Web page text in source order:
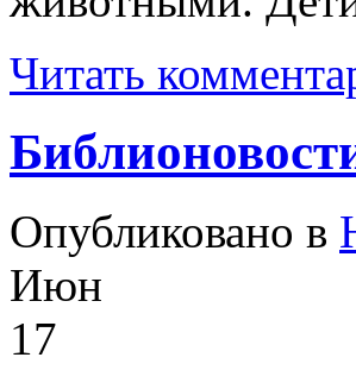
Читать
Опубликовано в
Июн
17